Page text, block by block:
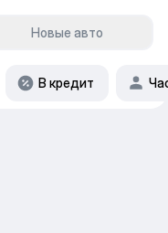
Новые авто
В кредит